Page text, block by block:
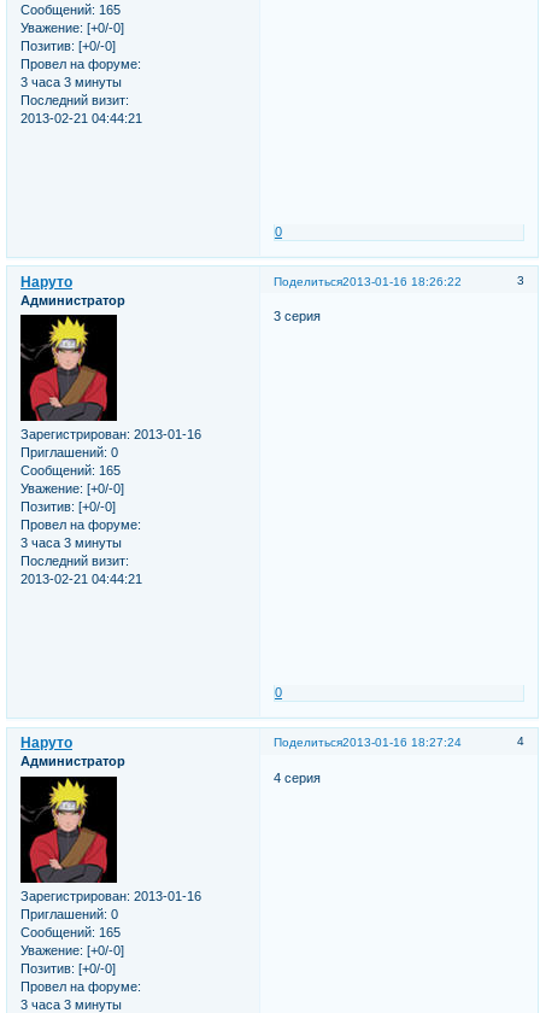
Сообщений: 165
Уважение: [+0/-0]
Позитив: [+0/-0]
Провел на форуме:
3 часа 3 минуты
Последний визит:
2013-02-21 04:44:21
0
Поделиться 3
2013-01-16 18:26:22
Наруто
Администратор
Зарегистрирован: 2013-01-16
Приглашений: 0
Сообщений: 165
Уважение: [+0/-0]
Позитив: [+0/-0]
Провел на форуме:
3 часа 3 минуты
Последний визит:
2013-02-21 04:44:21
3 серия
0
Поделиться 4
2013-01-16 18:27:24
Наруто
Администратор
Зарегистрирован: 2013-01-16
Приглашений: 0
Сообщений: 165
Уважение: [+0/-0]
Позитив: [+0/-0]
Провел на форуме:
3 часа 3 минуты
4 серия